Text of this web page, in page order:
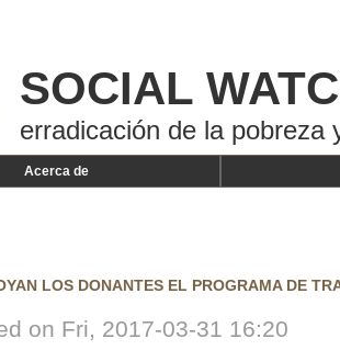
SOCIAL
erradicación de la pobreza
Acerca de
LOS DONANTES EL PROGRAMA DE
on Fri, 2017-03-31 16:20